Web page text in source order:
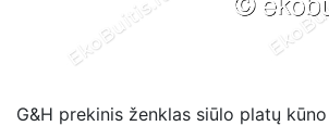
G&H prekinis ženklas siūlo platų